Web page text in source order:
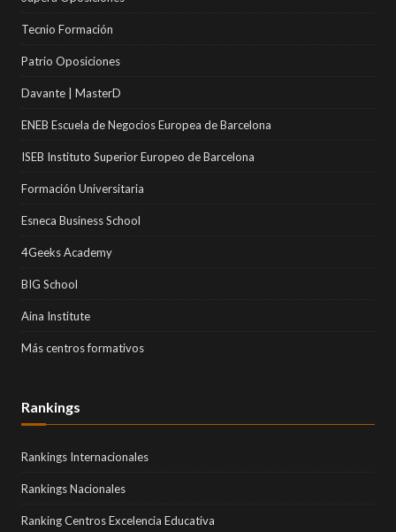
Tecnio Formación
Patrio Oposiciones
Davante | MasterD
ENEB Escuela de Negocios Europea de Barcelona
ISEB Instituto Superior Europeo de Barcelona
Formación Universitaria
Esneca Business School
4Geeks Academy
BIG School
Aina Institute
Más centros formativos
Rankings
Rankings Internacionales
Rankings Nacionales
Ranking Centros Excelencia Educativa